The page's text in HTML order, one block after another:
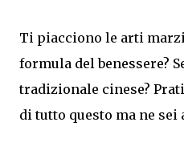
Ti piacciono le arti
formula del benessere?
tradizionale cinese?
di tutto questo ma ne sei